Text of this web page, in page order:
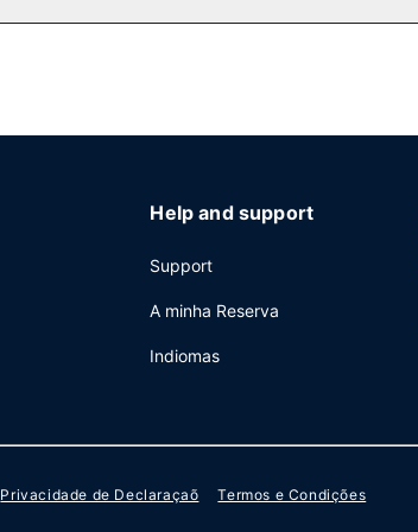
Help and support
Support
A minha Reserva
Indiomas
Privacidade de Declaraçaõ Termos e Condições